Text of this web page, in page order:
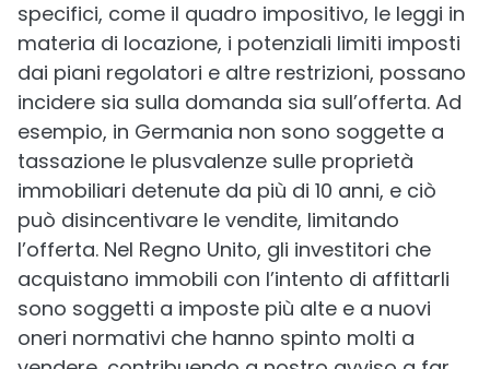
specifici, come il quadro impositivo, le leggi in
materia di locazione, i potenziali limiti imposti
dai piani regolatori e altre restrizioni, possano
incidere sia sulla domanda sia sull’offerta. Ad
esempio, in Germania non sono soggette a
tassazione le plusvalenze sulle proprietà
immobiliari detenute da più di 10 anni, e ciò
può disincentivare le vendite, limitando
l’offerta. Nel Regno Unito, gli investitori che
acquistano immobili con l’intento di affittarli
sono soggetti a imposte più alte e a nuovi
oneri normativi che hanno spinto molti a